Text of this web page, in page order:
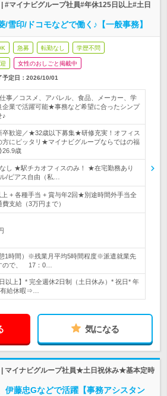
#マイナビグループ社員#年休125日以上#土日
印/ドコモなどで働く♪【一般事務】
急募 転勤なし 学歴不問
女性のおしごと掲載中
予定日： 2026/10/01
事／コスメ、アパレル、食品、メーカー、学
業で活躍可能★事務など希望に合ったシンプ
♪
卒歓迎／★32歳以下募集★研修充実！オフィス
方にピッタリ★マイナビグループならではの福
26.9歳
し ★駅チカオフィスのみ！ ★在宅勤務あり
/ピアス自由（私…
上 + 各種手当 + 賞与年2回★別途時間外手当全
支給（3万円まで）
1時間）※残業月平均5時間程度※派遣就業先
ので、 17：0…
以上】* 完全週休2日制（土日休み）* 祝日* 年
給休暇⇒…
気になる
| マイナビグループ社員★土日祝休み★基本定時
藤忠Gなどで活躍【事務アシスタン